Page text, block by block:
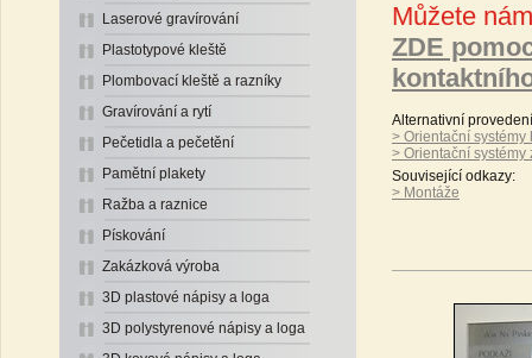
Laserové gravírování
Plastotypové kleště
Plombovací kleště a razníky
Gravírování a rytí
Pečetidla a pečetění
Pamětní plakety
Ražba a raznice
Pískování
Zakázková výroba
3D plastové nápisy a loga
3D polystyrenové nápisy a loga
Můžete
ZDE
Alternativní
> Orientační systémy
> Orientační systémy
Související odkazy:
> Montáže